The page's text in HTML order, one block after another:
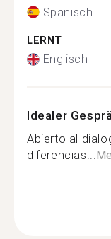
Spanisch
LERNT
Englisch
Idealer
Abierto al
diferencias...